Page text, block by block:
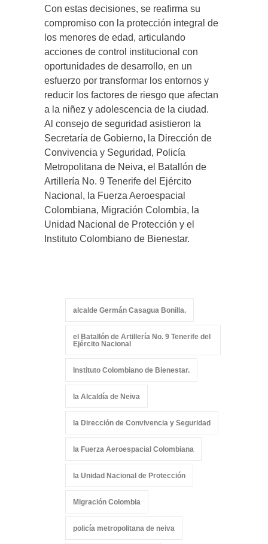
Con estas decisiones, se reafirma su
compromiso con la protección integral de
los menores de edad, articulando
acciones de control institucional con
oportunidades de desarrollo, en un
esfuerzo por transformar los entornos y
reducir los factores de riesgo que afectan
a la niñez y adolescencia de la ciudad.
Al consejo de seguridad asistieron la
Secretaría de Gobierno, la Dirección de
Convivencia y Seguridad, Policía
Metropolitana de Neiva, el Batallón de
Artillería No. 9 Tenerife del Ejército
Nacional, la Fuerza Aeroespacial
Colombiana, Migración Colombia, la
Unidad Nacional de Protección y el
Instituto Colombiano de Bienestar.
alcalde Germán Casagua Bonilla.
el Batallón de Artillería No. 9 Tenerife del
Ejército Nacional
Instituto Colombiano de Bienestar.
la Alcaldía de Neiva
la Dirección de Convivencia y Seguridad
la Fuerza Aeroespacial Colombiana
la Unidad Nacional de Protección
Migración Colombia
policía metropolitana de neiva